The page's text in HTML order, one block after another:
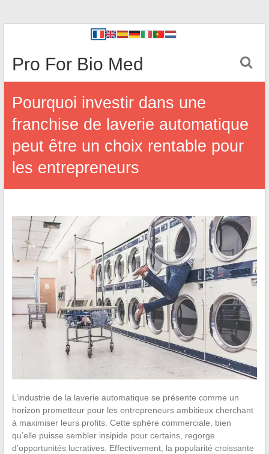
Pro For Bio Med
Pourquoi investir dans une
franchise de laverie automatique
peut être un choix rentable pour
les entrepreneurs
L’industrie de la laverie automatique se présente comme un
horizon prometteur pour les entrepreneurs ambitieux cherchant
à maximiser leurs profits. Cette sphère commerciale, bien
qu’elle puisse sembler insipide pour certains, regorge
d’opportunités lucratives. Effectivement, la popularité croissante